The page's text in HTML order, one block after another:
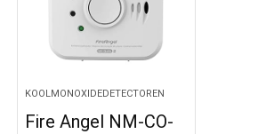
KOOLMONOXIDEDETECTOREN
Fire Angel NM-CO-